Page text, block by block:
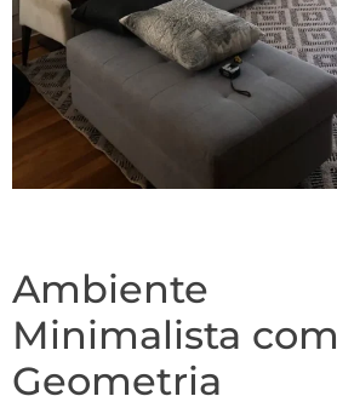
Ambiente
Minimalista com
Geometria